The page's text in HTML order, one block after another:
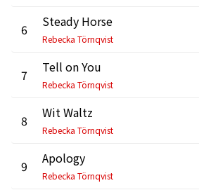
6 Steady Horse
Rebecka Törnqvist
7 Tell on You
Rebecka Törnqvist
8 Wit Waltz
Rebecka Törnqvist
9 Apology
Rebecka Törnqvist